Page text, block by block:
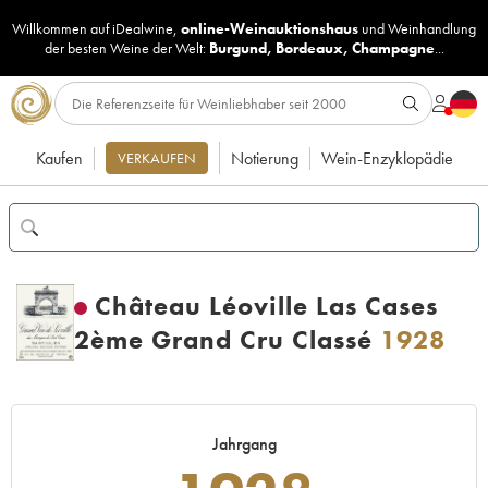
Willkommen auf iDealwine, online-Weinauktionshaus undWeinhandlung
der besten Weine der Welt: Burgund, Bordeaux, Champagne...
Kaufen VERKAUFEN Notierung Wein-Enzyklopädie
Château Léoville Las Cases
2ème Grand Cru Classé 1928
Jahrgang